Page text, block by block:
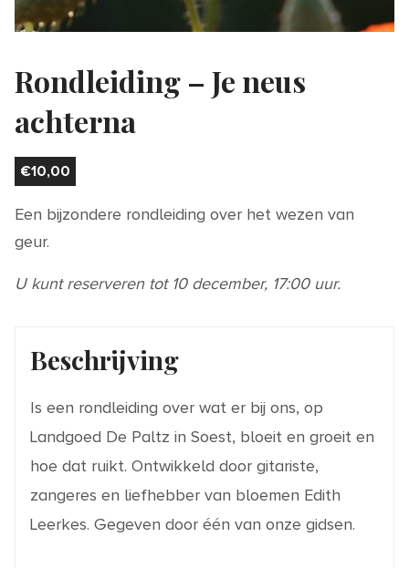
Rondleiding – Je neus
achterna
€10,00
Een bijzondere rondleiding over het wezen van
geur.
U kunt reserveren tot 10 december, 17:00 uur.
Beschrijving
Is een rondleiding over wat er bij ons, op
Landgoed De Paltz in Soest, bloeit en groeit en
hoe dat ruikt. Ontwikkeld door gitariste,
zangeres en liefhebber van bloemen Edith
Leerkes. Gegeven door één van onze gidsen.